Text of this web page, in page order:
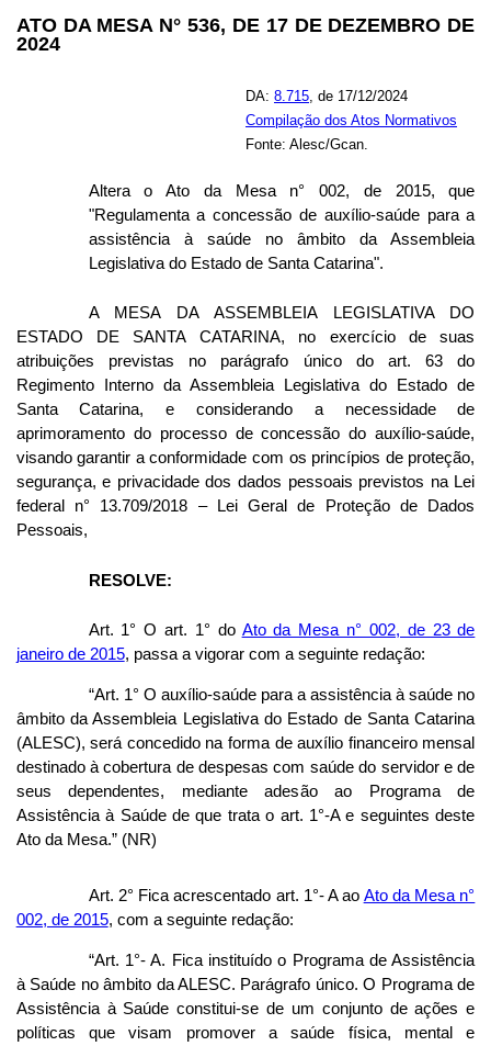
ATO DA MESA N° 536, DE 17 DE DEZEMBRO DE
2024
DA: 8.715 , de 17/12/2024
Compilação dos Atos Normativos
Fonte: Alesc/Gcan.
Altera o Ato da Mesa n° 002, de 2015, que
"Regulamenta a concessão de auxílio-saúde para a
assistência à saúde no âmbito da Assembleia
Legislativa do Estado de Santa Catarina".
A MESA DA ASSEMBLEIA LEGISLATIVA DO
ESTADO DE SANTA CATARINA, no exercício de suas
atribuições previstas no parágrafo único do art. 63 do
Regimento Interno da Assembleia Legislativa do Estado de
Santa Catarina, e considerando a necessidade de
aprimoramento do processo de concessão do auxílio-saúde,
visando garantir a conformidade com os princípios de proteção,
segurança, e privacidade dos dados pessoais previstos na Lei
federal n° 13.709/2018 – Lei Geral de Proteção de Dados
Pessoais,
RESOLVE:
Art. 1° O art. 1° do Ato da Mesa n° 002, de 23 de
janeiro de 2015, passa a vigorar com a seguinte redação:
“Art. 1° O auxílio-saúde para a assistência à saúde no
âmbito da Assembleia Legislativa do Estado de Santa Catarina
(ALESC), será concedido na forma de auxílio financeiro mensal
destinado à cobertura de despesas com saúde do servidor e de
seus dependentes, mediante adesão ao Programa de
Assistência à Saúde de que trata o art. 1°-A e seguintes deste
Ato da Mesa.” (NR)
Art. 2° Fica acrescentado art. 1°- A ao Ato da Mesa n°
002, de 2015, com a seguinte redação:
“Art. 1°- A. Fica instituído o Programa de Assistência
à Saúde no âmbito da ALESC. Parágrafo único. O Programa de
Assistência à Saúde constitui-se de um conjunto de ações e
políticas que visam promover a saúde física, mental e